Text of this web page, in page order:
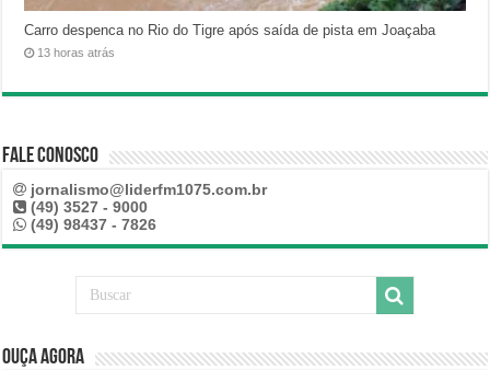
Carro despenca no Rio do Tigre após saída de pista em Joaçaba
13 horas atrás
Fale Conosco
jornalismo@liderfm1075.com.br
(49) 3527 - 9000
(49) 98437 - 7826
Ouça Agora